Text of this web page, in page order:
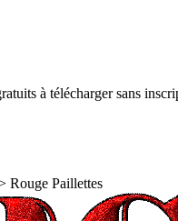
à télécharger sans
Rouge Paillettes